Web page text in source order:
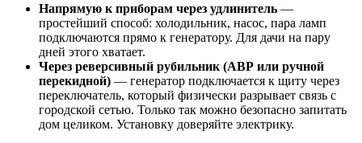
Напрямую к приборам через удлинитель —
простейший способ: холодильник, насос, пара ламп
подключаются прямо к генератору. Для дачи на пару
дней этого хватает.
Через реверсивный рубильник (АВР или ручной
перекидной) — генератор подключается к щиту через
переключатель, который физически разрывает связь с
городской сетью. Только так можно безопасно запитать
дом целиком. Установку доверяйте электрику.